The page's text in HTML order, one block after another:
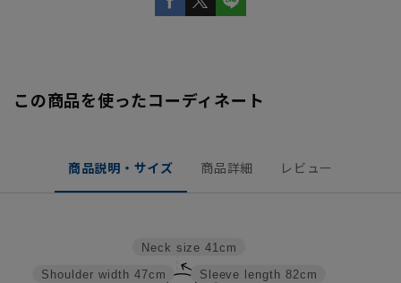
この商品を使ったコーディネート
商品説明・サイズ 商品詳細 レビュー
Sleeve length 82cm
Neck size 41cm
Shoulder width 47cm